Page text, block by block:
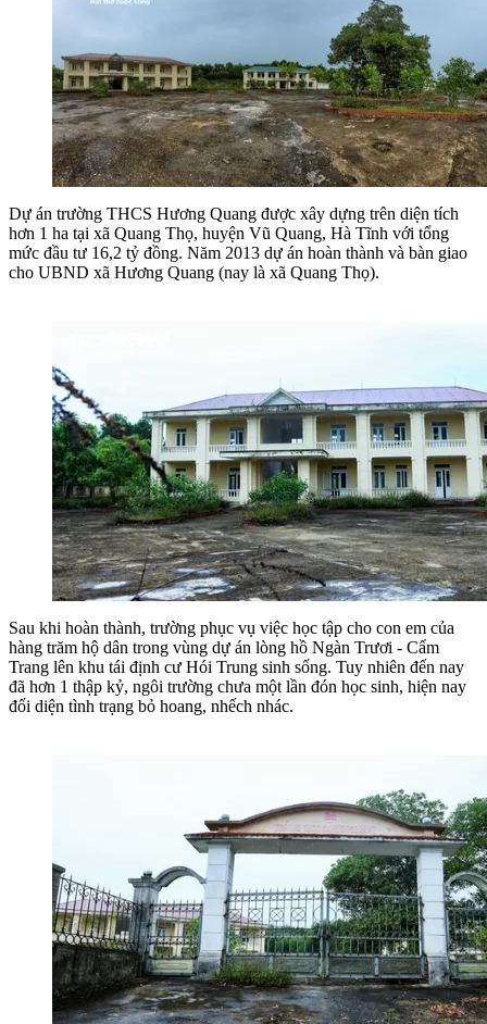
Dự án trường THCS Hương Quang được xây dựng trên diện tích
hơn 1 ha tại xã Quang Thọ, huyện Vũ Quang, Hà Tĩnh với tổng
mức đầu tư 16,2 tỷ đồng. Năm 2013 dự án hoàn thành và bàn giao
cho UBND xã Hương Quang (nay là xã Quang Thọ).
Sau khi hoàn thành, trường phục vụ việc học tập cho con em của
hàng trăm hộ dân trong vùng dự án lòng hồ Ngàn Trươi - Cẩm
Trang lên khu tái định cư Hói Trung sinh sống. Tuy nhiên đến nay
đã hơn 1 thập kỷ, ngôi trường chưa một lần đón học sinh, hiện nay
đối diện tình trạng bỏ hoang, nhếch nhác.